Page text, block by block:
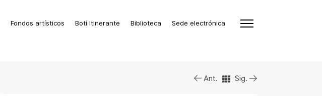
Fondos artísticos Botí Itinerante Biblioteca Sede electrónica
Ant. Sig.